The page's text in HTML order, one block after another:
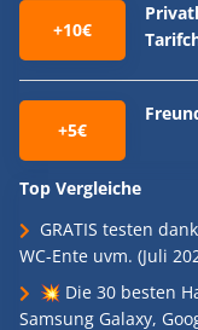
+10€
+5€
Top Vergleiche
GRATIS testen
WC-Ente uvm. (Juli
💥 Die 30 besten
Samsung Galaxy,